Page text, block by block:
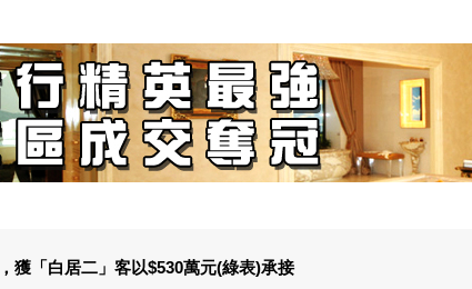
獲「白居二」客以$530萬元(綠表)承接